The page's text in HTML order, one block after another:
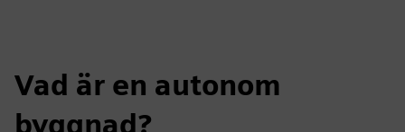
Vad är en autonom
byggnad?